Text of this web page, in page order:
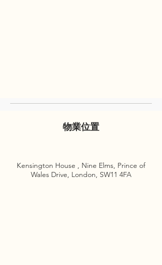
物業位置
Kensington House , Nine Elms, Prince of
Wales Drive, London, SW11 4FA